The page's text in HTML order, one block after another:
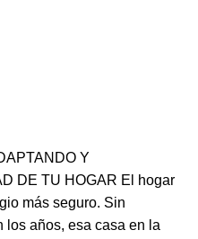
Y
DE TU HOGAR El hogar
más seguro. Sin
los años, esa casa en la